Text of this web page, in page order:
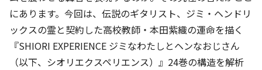
にあります。今回は、伝説のギタリスト、ジミ・ヘンドリ
ックスの霊と契約した高校教師・本田紫織の運命を描く
『SHIORI EXPERIENCE ジミなわたしとヘンなおじさん
（以下、シオリエクスペリエンス）』24巻の構造を解析